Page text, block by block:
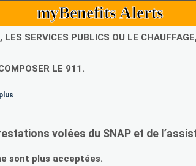
myBenefits Alerts
SERVICES PUBLICS OU LE
LE 911.
volées du SNAP et de
sont plus acceptées.